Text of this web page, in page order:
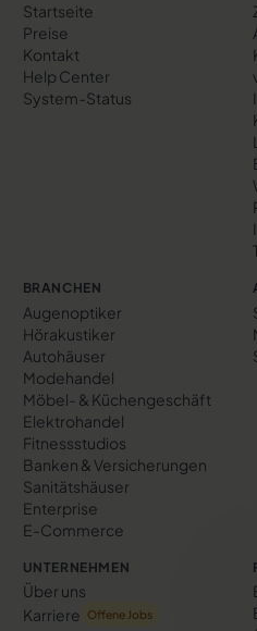
Startseite
Preise
Kontakt
Help Center
System-Status
BRANCHEN
Augenoptiker
Hörakustiker
Autohäuser
Modehandel
Möbel- & Küchengeschäft
Elektrohandel
Fitnessstudios
Banken & Versicherungen
Sanitätshäuser
Enterprise
E-Commerce
UNTERNEHMEN
Über uns
Karriere
Offene Jobs